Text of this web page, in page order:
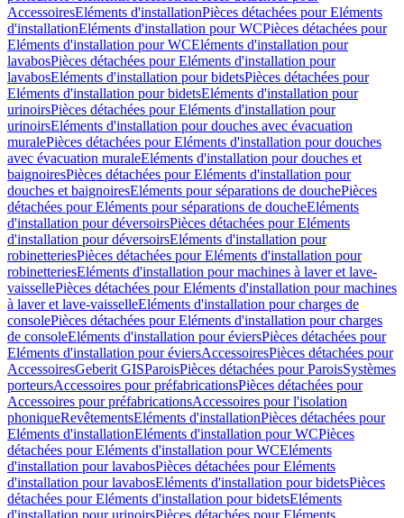
AccessoiresEléments d'installationPièces détachées pour Eléments
d'installationEléments d'installation pour WCPièces détachées pour
Eléments d'installation pour WCEléments d'installation pour
lavabosPièces détachées pour Eléments d'installation pour
lavabosEléments d'installation pour bidetsPièces détachées pour
Eléments d'installation pour bidetsEléments d'installation pour
urinoirsPièces détachées pour Eléments d'installation pour
urinoirsEléments d'installation pour douches avec évacuation
muralePièces détachées pour Eléments d'installation pour douches
avec évacuation muraleEléments d'installation pour douches et
baignoiresPièces détachées pour Eléments d'installation pour
douches et baignoiresEléments pour séparations de douchePièces
détachées pour Eléments pour séparations de doucheEléments
d'installation pour déversoirsPièces détachées pour Eléments
d'installation pour déversoirsEléments d'installation pour
robinetteriesPièces détachées pour Eléments d'installation pour
robinetteriesEléments d'installation pour machines à laver et lave-
vaissellePièces détachées pour Eléments d'installation pour machines
à laver et lave-vaisselleEléments d'installation pour charges de
consolePièces détachées pour Eléments d'installation pour charges
de consoleEléments d'installation pour éviersPièces détachées pour
Eléments d'installation pour éviersAccessoiresPièces détachées pour
AccessoiresGeberit GISParoisPièces détachées pour ParoisSystèmes
porteursAccessoires pour préfabricationsPièces détachées pour
Accessoires pour préfabricationsAccessoires pour l'isolation
phoniqueRevêtementsEléments d'installationPièces détachées pour
Eléments d'installationEléments d'installation pour WCPièces
détachées pour Eléments d'installation pour WCEléments
d'installation pour lavabosPièces détachées pour Eléments
d'installation pour lavabosEléments d'installation pour bidetsPièces
détachées pour Eléments d'installation pour bidetsEléments
d'installation pour urinoirsPièces détachées pour Eléments